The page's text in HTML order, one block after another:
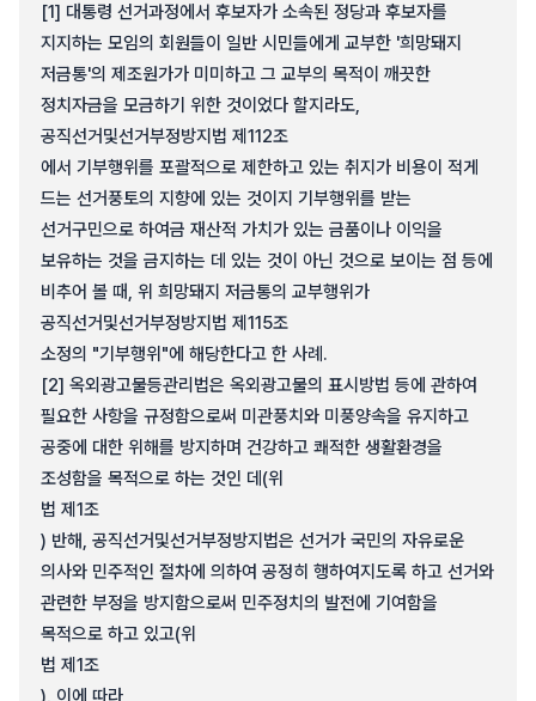
[1] 대통령 선거과정에서 후보자가 소속된 정당과 후보자를
지지하는 모임의 회원들이 일반 시민들에게 교부한 '희망돼지
저금통'의 제조원가가 미미하고 그 교부의 목적이 깨끗한
정치자금을 모금하기 위한 것이었다 할지라도,
공직선거및선거부정방지법 제112조
에서 기부행위를 포괄적으로 제한하고 있는 취지가 비용이 적게
드는 선거풍토의 지향에 있는 것이지 기부행위를 받는
선거구민으로 하여금 재산적 가치가 있는 금품이나 이익을
보유하는 것을 금지하는 데 있는 것이 아닌 것으로 보이는 점 등에
비추어 볼 때, 위 희망돼지 저금통의 교부행위가
공직선거및선거부정방지법 제115조
소정의 "기부행위"에 해당한다고 한 사례.
[2] 옥외광고물등관리법은 옥외광고물의 표시방법 등에 관하여
필요한 사항을 규정함으로써 미관풍치와 미풍양속을 유지하고
공중에 대한 위해를 방지하며 건강하고 쾌적한 생활환경을
조성함을 목적으로 하는 것인 데(위
법 제1조
) 반해, 공직선거및선거부정방지법은 선거가 국민의 자유로운
의사와 민주적인 절차에 의하여 공정히 행하여지도록 하고 선거와
관련한 부정을 방지함으로써 민주정치의 발전에 기여함을
목적으로 하고 있고(위
법 제1조
), 이에 따라